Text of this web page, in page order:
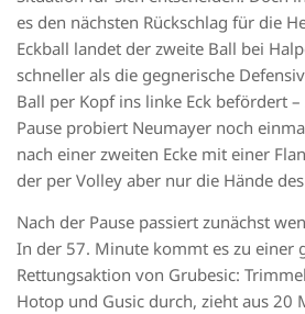
es den nächsten Rückschlag für die
Eckball landet der zweite Ball bei
schneller als die gegnerische
Ball per Kopf ins linke Eck befördert
Pause probiert Neumayer noch
nach einer zweiten Ecke mit einer
der per Volley aber nur die Hände
Nach der Pause passiert zunächst
In der 57. Minute kommt es zu einer
Rettungsaktion von Grubesic:
Hotop und Gusic durch, zieht aus 20